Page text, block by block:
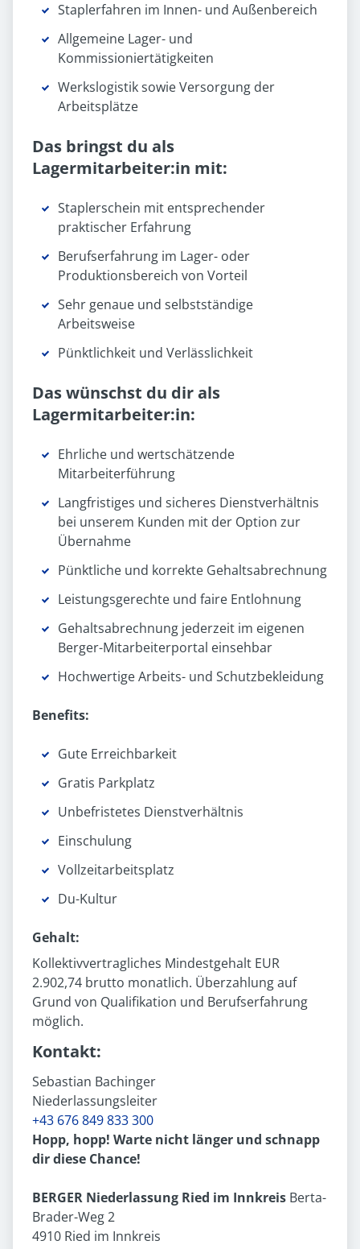
Staplerfahren im Innen- und Außenbereich
Allgemeine Lager- und
Kommissioniertätigkeiten
Werkslogistik sowie Versorgung der
Arbeitsplätze
Das bringst du als
Lagermitarbeiter:in mit:
Staplerschein mit entsprechender
praktischer Erfahrung
Berufserfahrung im Lager- oder
Produktionsbereich von Vorteil
Sehr genaue und selbstständige
Arbeitsweise
Pünktlichkeit und Verlässlichkeit
Das wünschst du dir als
Lagermitarbeiter:in:
Ehrliche und wertschätzende
Mitarbeiterführung
Langfristiges und sicheres Dienstverhältnis
bei unserem Kunden mit der Option zur
Übernahme
Pünktliche und korrekte Gehaltsabrechnung
Leistungsgerechte und faire Entlohnung
Gehaltsabrechnung jederzeit im eigenen
Berger-Mitarbeiterportal einsehbar
Hochwertige Arbeits- und Schutzbekleidung
Benefits:
Gute Erreichbarkeit
Gratis Parkplatz
Unbefristetes Dienst­verhältnis
Einschulung
Vollzeit­arbeitsplatz
Du-Kultur
Gehalt:
Kollektivvertragliches Mindestgehalt EUR
2.902,74 brutto monatlich. Überzahlung auf
Grund von Qualifikation und Berufserfahrung
möglich.
Kontakt:
Sebastian Bachinger
Niederlassungsleiter
+43 676 849 833 300
Hopp, hopp! Warte nicht länger und schnapp
dir diese Chance!
BERGER Niederlassung Ried im Innkreis Berta-
Brader-Weg 2
4910 Ried im Innkreis